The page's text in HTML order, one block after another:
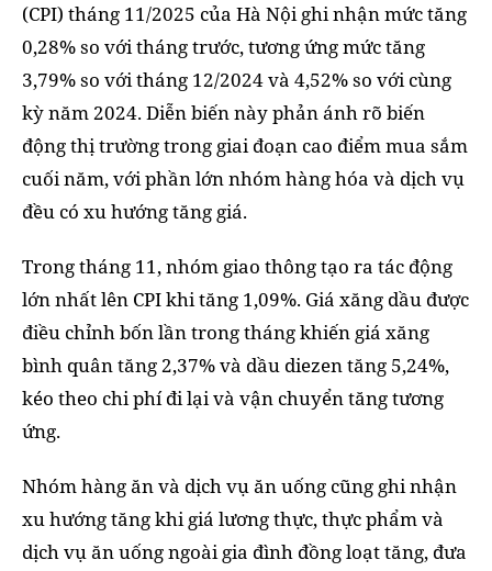
(CPI) tháng 11/2025 của Hà Nội ghi nhận mức tăng
0,28% so với tháng trước, tương ứng mức tăng
3,79% so với tháng 12/2024 và 4,52% so với cùng
kỳ năm 2024. Diễn biến này phản ánh rõ biến
động thị trường trong giai đoạn cao điểm mua sắm
cuối năm, với phần lớn nhóm hàng hóa và dịch vụ
đều có xu hướng tăng giá.
Trong tháng 11, nhóm giao thông tạo ra tác động
lớn nhất lên CPI khi tăng 1,09%. Giá xăng dầu được
điều chỉnh bốn lần trong tháng khiến giá xăng
bình quân tăng 2,37% và dầu diezen tăng 5,24%,
kéo theo chi phí đi lại và vận chuyển tăng tương
ứng.
Nhóm hàng ăn và dịch vụ ăn uống cũng ghi nhận
xu hướng tăng khi giá lương thực, thực phẩm và
dịch vụ ăn uống ngoài gia đình đồng loạt tăng, đưa